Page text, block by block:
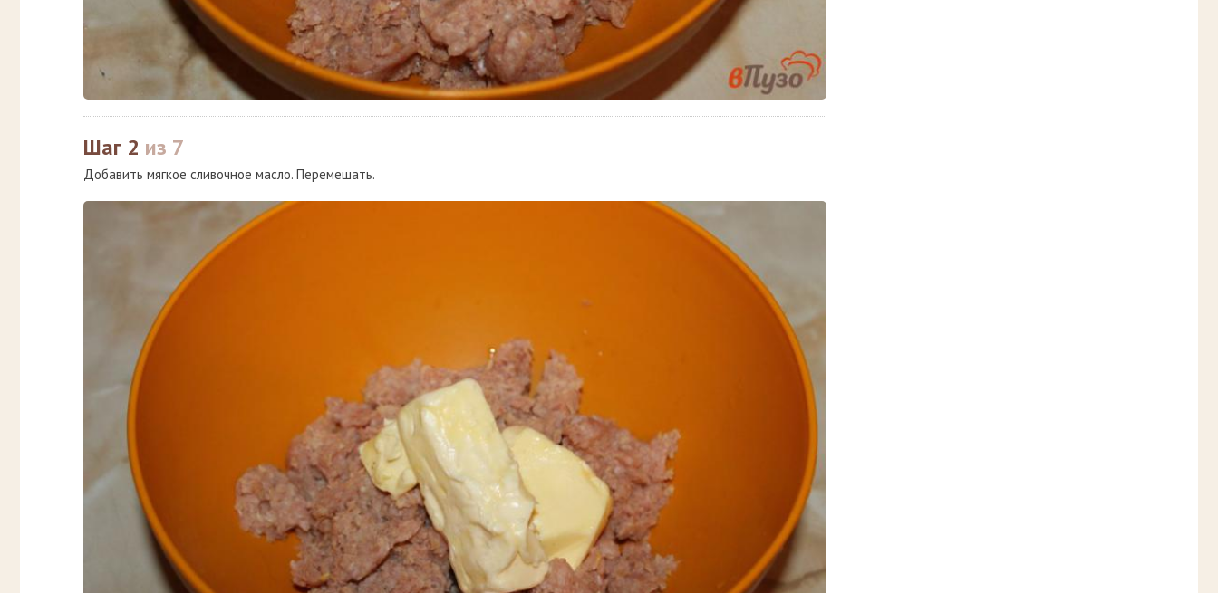
Шаг 2 из 7
Добавить мягкое сливочное масло. Перемешать.